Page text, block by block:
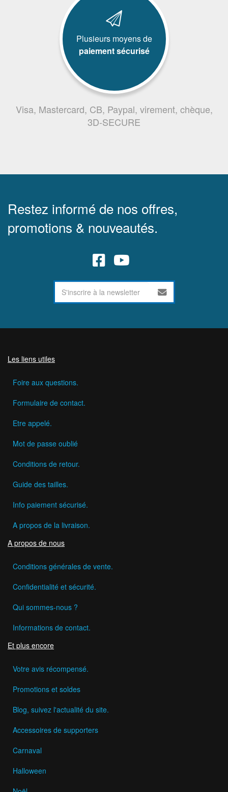
Plusieurs moyens de
paiement sécurisé
Visa, Mastercard, CB, Paypal, virement, chèque,
3D-SECURE
Restez informé de nos offres,
promotions & nouveautés.
Les liens utiles
Foire aux questions.
Formulaire de contact.
Etre appelé.
Mot de passe oublié
Conditions de retour.
Guide des tailles.
Info paiement sécurisé.
A propos de la livraison.
A propos de nous
Conditions générales de vente.
Confidentialité et sécurité.
Qui sommes-nous ?
Informations de contact.
Et plus encore
Votre avis récompensé.
Promotions et soldes
Blog, suivez l'actualité du site.
Accessoires de supporters
Carnaval
Halloween